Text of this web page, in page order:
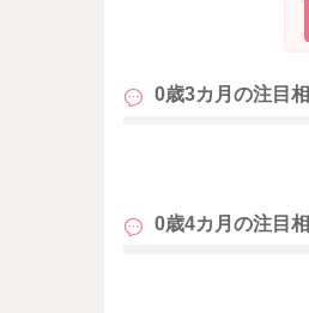
いてくるものな
足りなくて欲し
舐めて口をパクパ
ていないという
ですが、目安と
のカーブに沿って
でしたら、まず
0歳3カ月の注目
0歳4カ月の注目